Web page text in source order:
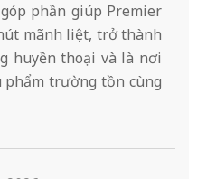
phần giúp Premier
mãnh liệt, trở thành
huyền thoại và là nơi
phẩm trường tồn cùng